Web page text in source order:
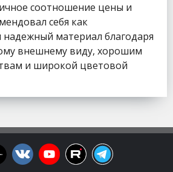
соотношение цены и
себя как
материал благодаря
внешнему виду, хорошим
и широкой цветовой